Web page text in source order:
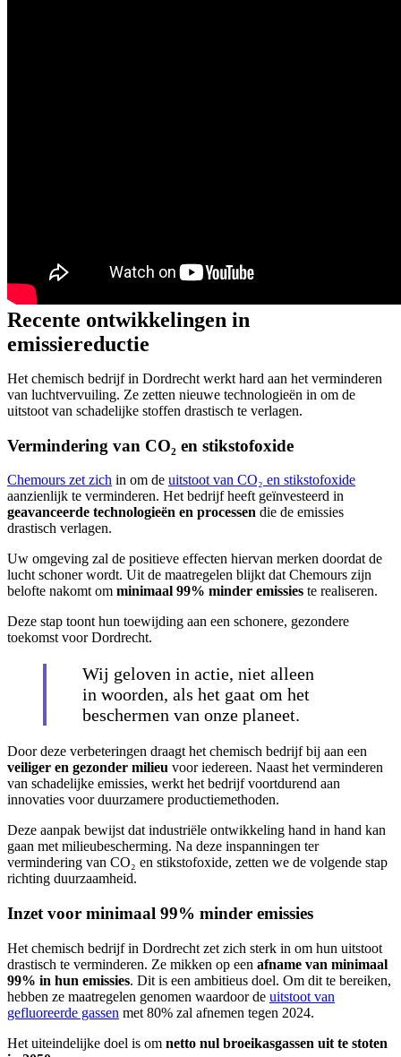
Recente ontwikkelingen in
emissiereductie
Het chemisch bedrijf in Dordrecht werkt hard aan het verminderen
van luchtvervuiling. Ze zetten nieuwe technologieën in om de
uitstoot van schadelijke stoffen drastisch te verlagen.
Vermindering van CO₂ en stikstofoxide
Chemours zet zich in om de uitstoot van CO₂ en stikstofoxide
aanzienlijk te verminderen. Het bedrijf heeft geïnvesteerd in
geavanceerde technologieën en processen die de emissies
drastisch verlagen.
Uw omgeving zal de positieve effecten hiervan merken doordat de
lucht schoner wordt. Uit de maatregelen blijkt dat Chemours zijn
belofte nakomt om minimaal 99% minder emissies te realiseren.
Deze stap toont hun toewijding aan een schonere, gezondere
toekomst voor Dordrecht.
Wij geloven in actie, niet alleen
in woorden, als het gaat om het
beschermen van onze planeet.
Door deze verbeteringen draagt het chemisch bedrijf bij aan een
veiliger en gezonder milieu voor iedereen. Naast het verminderen
van schadelijke emissies, werkt het bedrijf voortdurend aan
innovaties voor duurzamere productiemethoden.
Deze aanpak bewijst dat industriële ontwikkeling hand in hand kan
gaan met milieubescherming. Na deze inspanningen ter
vermindering van CO₂ en stikstofoxide, zetten we de volgende stap
richting duurzaamheid.
Inzet voor minimaal 99% minder emissies
Het chemisch bedrijf in Dordrecht zet zich sterk in om hun uitstoot
drastisch te verminderen. Ze mikken op een afname van minimaal
99% in hun emissies. Dit is een ambitieus doel. Om dit te bereiken,
hebben ze maatregelen genomen waardoor de uitstoot van
gefluoreerde gassen met 80% zal afnemen tegen 2024.
Het uiteindelijke doel is om netto nul broeikasgassen uit te stoten